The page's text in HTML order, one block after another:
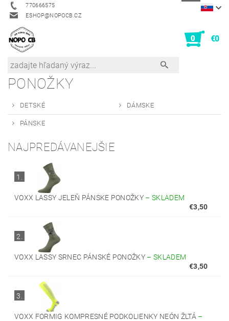
770666575
ESHOP@NOPOCB.CZ
0 €0
PONOŽKY
DETSKÉ DÁMSKE
PÁNSKE
NAJPREDÁVANEJŠIE
1.
VOXX LASSY JELEŇ PÁNSKE PONOŽKY –SKLADEM
€3,50
2.
VOXX LASSY SRNEC PÁNSKÉ PONOŽKY –SKLADEM
€3,50
3.
VOXX FORMIG KOMPRESNÉ PODKOLIENKY NEÓN ŽLTÁ –